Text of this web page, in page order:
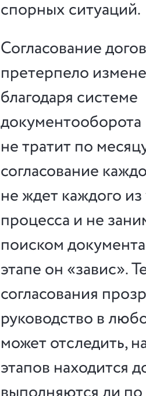
спорных ситуаций.
Согласование
претерпело
благодаря системе
не тратит по
согласование
не ждет каждого
процесса и не
поиском
этапе он «завис».
согласования
руководство в
может отследить,
этапов находится